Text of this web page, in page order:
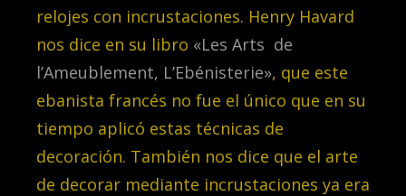
relojes con incrustaciones. Henry Havard
nos dice en su libro «Les Arts de
l’Ameublement, L’Ebénisterie», que este
ebanista francés no fue el único que en su
tiempo aplicó estas técnicas de
decoración. También nos dice que el arte
de decorar mediante incrustaciones ya era